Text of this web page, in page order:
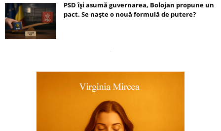
PSD își asumă guvernarea, Bolojan propune un
pact. Se naște o nouă formulă de putere?